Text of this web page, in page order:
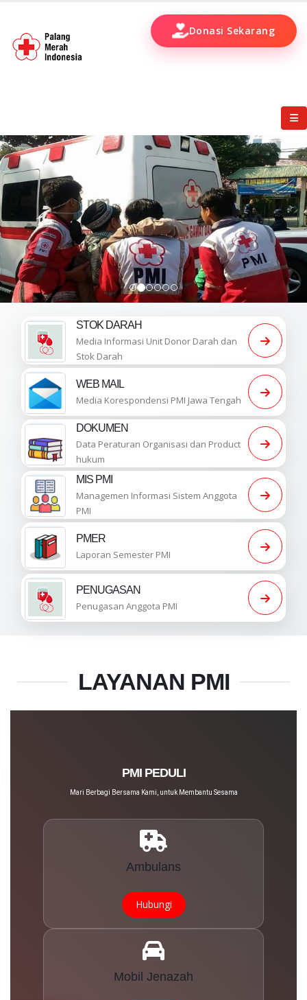
Donasi Sekarang
STOK DARAH
Media Informasi Unit Donor Darah dan
Stok Darah
WEB MAIL
Media Korespondensi PMI Jawa Tengah
DOKUMEN
Data Peraturan Organisasi dan Product
hukum
MIS PMI
Managemen Informasi Sistem Anggota
PMI
PMER
Laporan Semester PMI
PENUGASAN
Penugasan Anggota PMI
LAYANAN PMI
PMI PEDULI
Mari Berbagi Bersama Kami, untuk Membantu Sesama
Ambulans
Hubungi
Mobil Jenazah